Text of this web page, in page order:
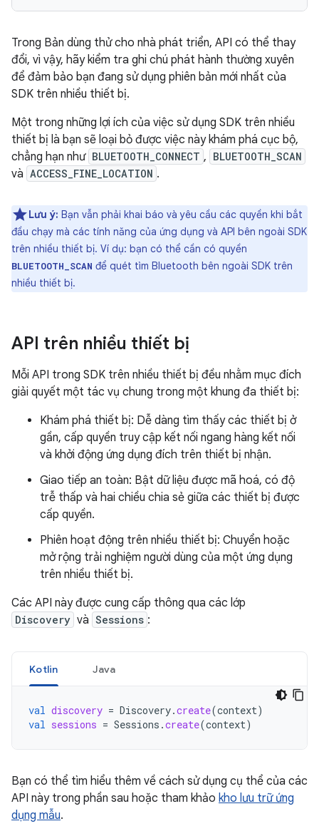
Trong Bản dùng thử cho nhà phát triển, API có thể thay
đổi, vì vậy, hãy kiểm tra ghi chú phát hành thường xuyên
để đảm bảo bạn đang sử dụng phiên bản mới nhất của
SDK trên nhiều thiết bị.
Một trong những lợi ích của việc sử dụng SDK trên nhiều
thiết bị là bạn sẽ loại bỏ được việc này khám phá cục bộ,
chẳng hạn như BLUETOOTH_CONNECT , BLUETOOTH_SCAN
và ACCESS_FINE_LOCATION .
Lưu ý: Bạn vẫn phải khai báo và yêu cầu các quyền khi bắt
đầu chạy mà các tính năng của ứng dụng và API bên ngoài SDK
trên nhiều thiết bị. Ví dụ: bạn có thể cần có quyền
BLUETOOTH_SCAN để quét tìm Bluetooth bên ngoài SDK trên
nhiều thiết bị.
API trên nhiều thiết bị
Mỗi API trong SDK trên nhiều thiết bị đều nhằm mục đích
giải quyết một tác vụ chung trong một khung đa thiết bị:
Khám phá thiết bị: Dễ dàng tìm thấy các thiết bị ở
gần, cấp quyền truy cập kết nối ngang hàng kết nối
và khởi động ứng dụng đích trên thiết bị nhận.
Giao tiếp an toàn: Bật dữ liệu được mã hoá, có độ
trễ thấp và hai chiều chia sẻ giữa các thiết bị được
cấp quyền.
Phiên hoạt động trên nhiều thiết bị: Chuyển hoặc
mở rộng trải nghiệm người dùng của một ứng dụng
trên nhiều thiết bị.
Các API này được cung cấp thông qua các lớp
Discovery và Sessions :
Kotlin Java
val discovery = Discovery.create(context)
val sessions = Sessions .create(context)
Bạn có thể tìm hiểu thêm về cách sử dụng cụ thể của các
API này trong phần sau hoặc tham khảo kho lưu trữ ứng
dụng mẫu.